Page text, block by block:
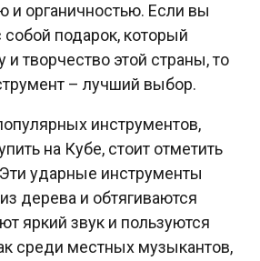
и органичностью. Если вы
собой подарок, который
и творчество этой страны, то
– лучший выбор.
инструментов,
на Кубе, стоит отметить
ударные инструменты
дерева и обтягиваются
яркий звук и пользуются
среди местных музыкантов,